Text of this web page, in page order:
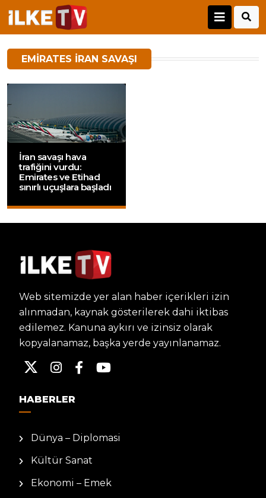
EMIRATES IRAN SAVAŞI
İran savaşı hava
trafiğini vurdu:
Emirates ve Etihad
sınırlı uçuşlara başladı
Web sitemizde yer alan haber içerikleri izin
alınmadan, kaynak gösterilerek dahi iktibas
edilemez. Kanuna aykırı ve izinsiz olarak
kopyalanamaz, başka yerde yayınlanamaz.
HABERLER
Dünya – Diplomasi
Kültür Sanat
Ekonomi – Emek